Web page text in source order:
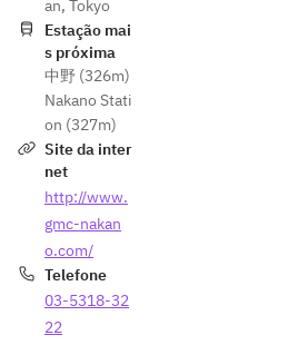
an, Tokyo
Estação mai
s próxima
中野 (326m)
Nakano Stati
on (327m)
Site da inter
net
http://www.
gmc-nakan
o.com/
Telefone
03-5318-32
22